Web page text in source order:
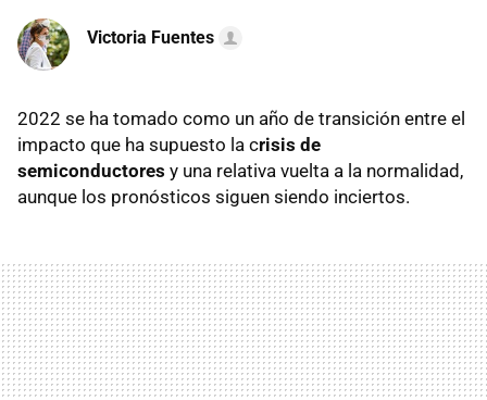
Victoria Fuentes
2022 se ha tomado como un año de transición entre el
impacto que ha supuesto la crisis de
semiconductores y una relativa vuelta a la normalidad,
aunque los pronósticos siguen siendo inciertos.